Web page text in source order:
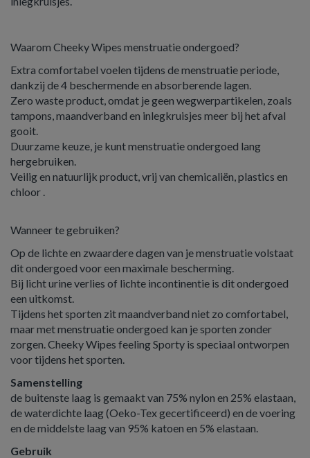
Waarom Cheeky Wipes menstruatie ondergoed?
Extra comfortabel voelen tijdens de menstruatie periode,
dankzij de 4 beschermende en absorberende lagen.
Zero waste product, omdat je geen wegwerpartikelen, zoals
tampons, maandverband en inlegkruisjes meer bij het afval
gooit.
Duurzame keuze, je kunt menstruatie ondergoed lang
hergebruiken.
Veilig en natuurlijk product, vrij van chemicaliën, plastics en
chloor .
Wanneer te gebruiken?
Op de lichte en zwaardere dagen van je menstruatie volstaat
dit ondergoed voor een maximale bescherming.
Bij licht urine verlies of lichte incontinentie is dit ondergoed
een uitkomst.
Tijdens het sporten zit maandverband niet zo comfortabel,
maar met menstruatie ondergoed kan je sporten zonder
zorgen. Cheeky Wipes feeling Sporty is speciaal ontworpen
voor tijdens het sporten.
Samenstelling
de buitenste laag is gemaakt van 75% nylon en 25% elastaan,
de waterdichte laag (Oeko-Tex gecertificeerd) en de voering
en de middelste laag van 95% katoen en 5% elastaan.
Gebruik